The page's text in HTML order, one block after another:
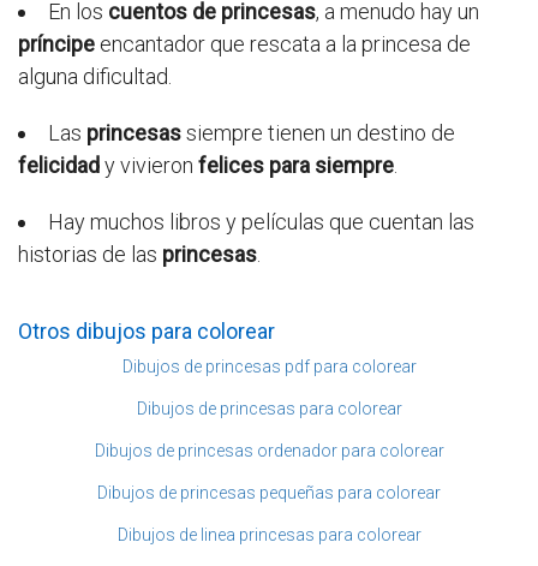
En los cuentos de princesas, a menudo hay un
príncipe encantador que rescata a la princesa de
alguna dificultad.
Las princesassiempre tienen un destino de
felicidady vivieron felices para siempre
Hay muchos libros y películas que cuentan las
historias de las princesas
Otros dibujos para colorear
Dibujos de princesas pdf para colorear
Dibujos de princesas para colorear
Dibujos de princesas ordenador para colorear
Dibujos de princesas pequeñas para colorear
Dibujos de linea princesas para colorear